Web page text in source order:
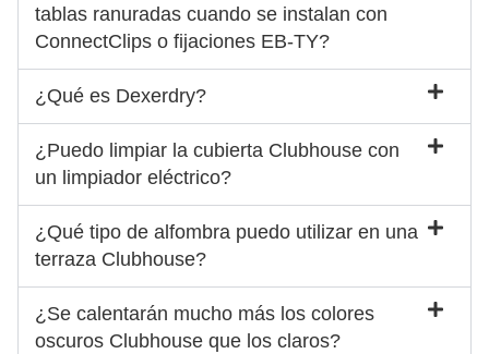
tablas ranuradas cuando se instalan con
ConnectClips o fijaciones EB-TY?
¿Qué es Dexerdry?
¿Puedo limpiar la cubierta Clubhouse con
un limpiador eléctrico?
¿Qué tipo de alfombra puedo utilizar en una
terraza Clubhouse?
¿Se calentarán mucho más los colores
oscuros Clubhouse que los claros?